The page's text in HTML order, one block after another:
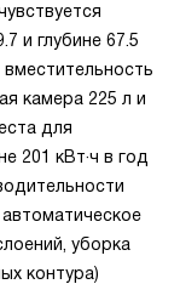
и глубине 67.5
камера 225 л и
для
201 кВт·ч в год
уборка
контура)